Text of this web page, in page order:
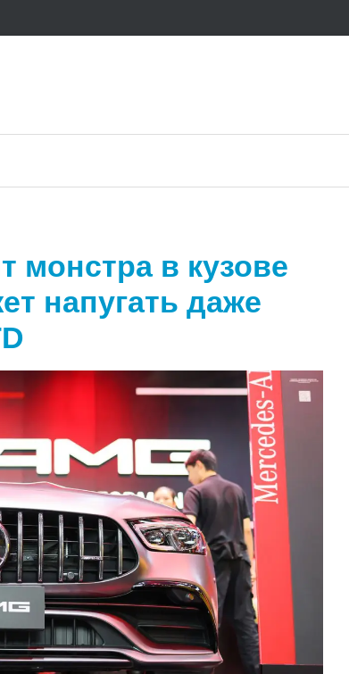
монстра в кузове
напугать даже